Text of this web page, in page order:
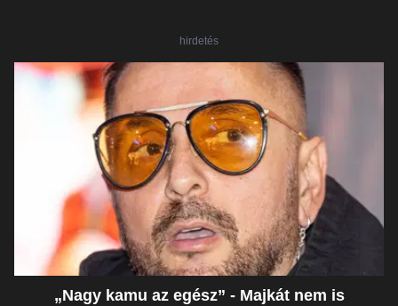
hirdetés
„Nagy kamu az egész” - Majkát nem is